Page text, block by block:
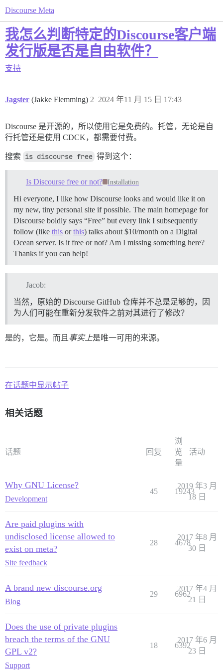
Discourse Meta
我怎么判断特定的Discourse客户端
发行版是否是自由软件？
支持
Jagster (Jakke Flemming) 2024 年11 月 15 日 17:43
2
Discourse 是开源的，所以使用它是免费的。托管，无论是自
行托管还是使用 CDCK，都需要付费。
搜索 is discourse free 得到这个：
Is Discourse free or not? Installation
Hi everyone, I like how Discourse looks and would like it on
my new, tiny personal site if possible. The main homepage for
Discourse boldly says “Free” but every link I subsequently
follow (like this orthis) talks about $10/month on a Digital
Ocean server. Is it free or not? Am I missing something here?
Thanks if you can help!
Jacob:
当然，原始的 Discourse GitHub 仓库并不总是足够的，因
为人们可能在重新分发软件之前对其进行了修改？
是的，它是。而且 事实上是唯一可用的来源。
在话题中显示帖子
相关话题
话题 回复
浏
览
量
活动
Why GNU License?
Development
45 19243
2019 年3 月
18 日
Are paid plugins with
undisclosed license allowed to
exist on meta?
Site feedback
28 4678
2017 年8 月
30 日
A brand new discourse.org
Blog
29 6962
2017 年4 月
21 日
Does the use of private plugins
breach the terms of the GNU
GPL v2?
Support
18 6392
2017 年6 月
23 日